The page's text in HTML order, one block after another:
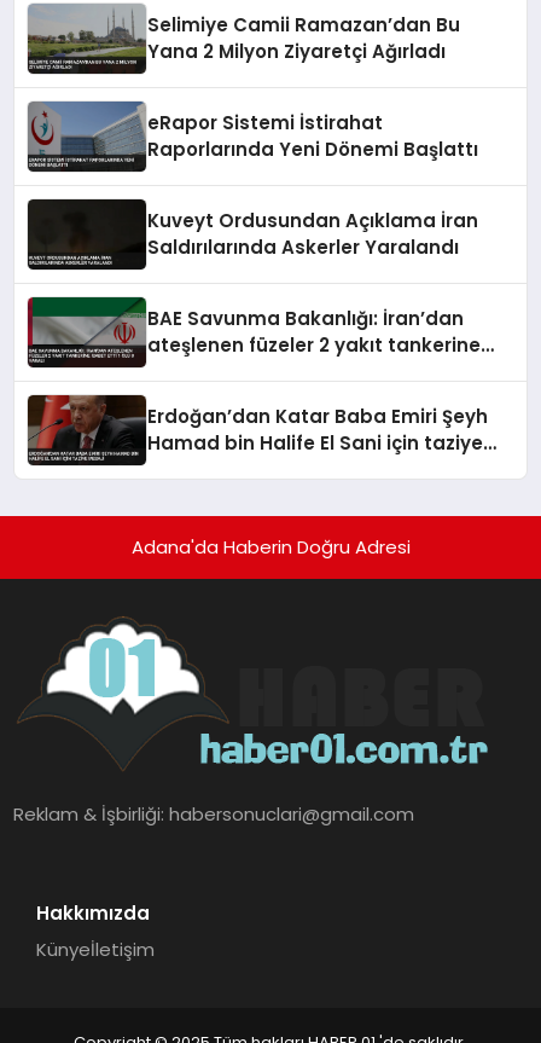
Selimiye Camii Ramazan’dan Bu
Yana 2 Milyon Ziyaretçi Ağırladı
eRapor Sistemi İstirahat
Raporlarında Yeni Dönemi Başlattı
Kuveyt Ordusundan Açıklama İran
Saldırılarında Askerler Yaralandı
BAE Savunma Bakanlığı: İran’dan
ateşlenen füzeler 2 yakıt tankerine
Erdoğan’dan Katar Baba Emiri Şeyh
Hamad bin Halife El Sani için taziye
Adana'da Haberin Doğru Adresi
Reklam & İşbirliği:habersonuclari@gmail.com
Hakkımızda
Künyeİletişim